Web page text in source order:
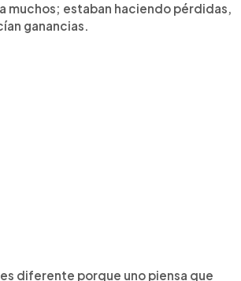
muchos; estaban haciendo pérdidas,
ganancias.
diferente porque uno piensa que